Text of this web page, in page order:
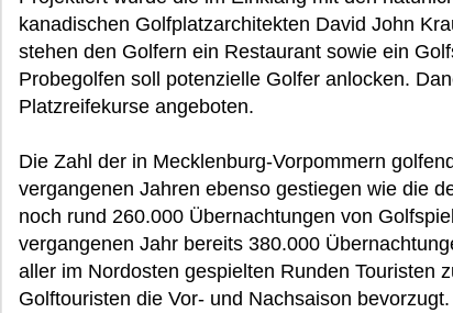
kanadischen Golfplatzarchitekten David John
stehen den Golfern ein Restaurant sowie ein
Probegolfen soll potenzielle Golfer anlocken.
Platzreifekurse angeboten.
Die Zahl der in Mecklenburg-Vorpommern
vergangenen Jahren ebenso gestiegen wie die
noch rund 260.000 Übernachtungen von
vergangenen Jahr bereits 380.000
aller im Nordosten gespielten Runden Touristen
Golftouristen die Vor- und Nachsaison